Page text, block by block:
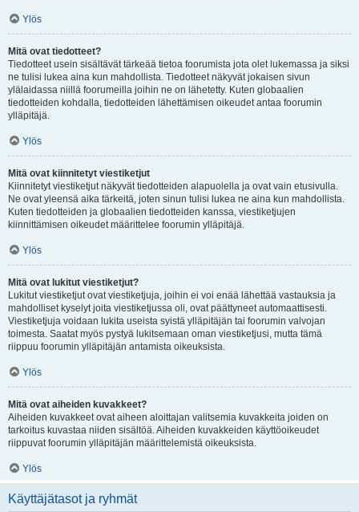
Ylös
Mitä ovat tiedotteet?
Tiedotteet usein sisältävät tärkeää tietoa foorumista jota olet lukemassa ja siksi
ne tulisi lukea aina kun mahdollista. Tiedotteet näkyvät jokaisen sivun
ylälaidassa niillä foorumeilla joihin ne on lähetetty. Kuten globaalien
tiedotteiden kohdalla, tiedotteiden lähettämisen oikeudet antaa foorumin
ylläpitäjä.
Ylös
Mitä ovat kiinnitetyt viestiketjut
Kiinnitetyt viestiketjut näkyvät tiedotteiden alapuolella ja ovat vain etusivulla.
Ne ovat yleensä aika tärkeitä, joten sinun tulisi lukea ne aina kun mahdollista.
Kuten tiedotteiden ja globaalien tiedotteiden kanssa, viestiketjujen
kiinnittämisen oikeudet määrittelee foorumin ylläpitäjä.
Ylös
Mitä ovat lukitut viestiketjut?
Lukitut viestiketjut ovat viestiketjuja, joihin ei voi enää lähettää vastauksia ja
mahdolliset kyselyt joita viestiketjussa oli, ovat päättyneet automaattisesti.
Viestiketjuja voidaan lukita useista syistä ylläpitäjän tai foorumin valvojan
toimesta. Saatat myös pystyä lukitsemaan oman viestiketjusi, mutta tämä
riippuu foorumin ylläpitäjän antamista oikeuksista.
Ylös
Mitä ovat aiheiden kuvakkeet?
Aiheiden kuvakkeet ovat aiheen aloittajan valitsemia kuvakkeita joiden on
tarkoitus kuvastaa niiden sisältöä. Aiheiden kuvakkeiden käyttöoikeudet
riippuvat foorumin ylläpitäjän määrittelemistä oikeuksista.
Ylös
Käyttäjätasot ja ryhmät